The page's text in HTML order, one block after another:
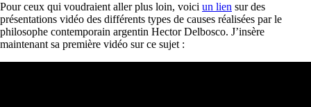
Pour ceux qui voudraient aller plus loin, voici un lien sur des
présentations vidéo des différents types de causes réalisées par le
philosophe contemporain argentin Hector Delbosco. J’insère
maintenant sa première vidéo sur ce sujet :